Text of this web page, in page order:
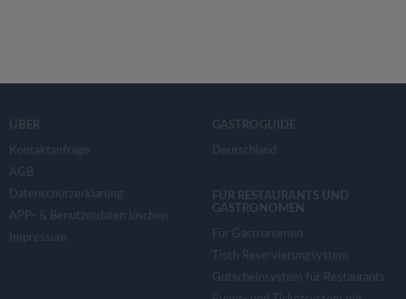
ÜBER
Kontaktanfrage
AGB
Datenschutzerklärung
APP- & Benutzerdaten löschen
Impressum
GASTROGUIDE
Deutschland
FÜR RESTAURANTS UND
GASTRONOMEN
Für Gastronomen
Tisch Reservierungsystem
Gutscheinsystem für Restaurants